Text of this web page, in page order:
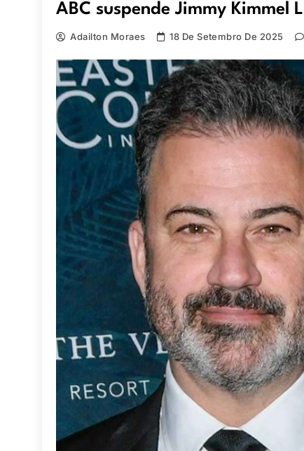
ABC suspende Jimmy Kimmel
Adailton Moraes 18 De Setembro De 2025